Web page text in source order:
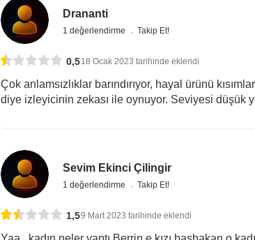
Drananti
1 değerlendirme Takip Et!
0,518 Ocak 2023 tarihinde eklendi
Çok anlamsızlıklar barındırıyor, hayal ürünü
diye izleyicinin zekası ile oynuyor. Seviyesi düşük
Sevim Ekinci Çilingir
1 değerlendirme Takip Et!
1,59 Mart 2023 tarihinde eklendi